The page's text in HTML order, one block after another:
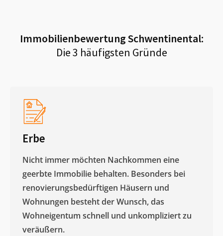
ImmobilienbewertungSchwentinental:
Die 3 häufigsten Gründe
Erbe
Nicht immer möchten Nachkommen eine
geerbte Immobilie behalten. Besonders bei
renovierungsbedürftigen Häusern und
Wohnungen besteht der Wunsch, das
Wohneigentum schnell und unkompliziert zu
veräußern. ​